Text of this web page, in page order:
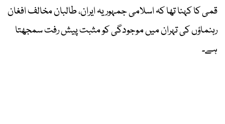
قمی کا کہنا تھا کہ اسلامی جمہوریہ ایران، طالبان مخالف افغان
رہنماؤں کی تہران میں موجودگی کو مثبت پیش رفت سمجھتا
ہے۔